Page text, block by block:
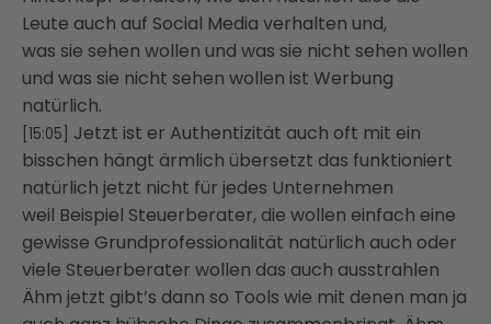
Leute auch auf Social Media verhalten und,
was sie sehen wollen und was sie nicht sehen wollen
und was sie nicht sehen wollen ist Werbung
natürlich.
[15:05]
Jetzt ist er Authentizität auch oft mit ein
bisschen hängt ärmlich übersetzt das funktioniert
natürlich jetzt nicht für jedes Unternehmen
weil Beispiel Steuerberater, die wollen einfach eine
gewisse Grundprofessionalität natürlich auch oder
viele Steuerberater wollen das auch ausstrahlen
Ähm jetzt gibt’s dann so Tools wie mit denen man ja